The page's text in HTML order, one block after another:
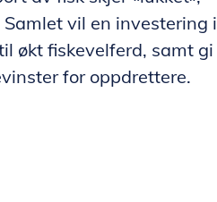
vil en investering i
økt fiskevelferd, samt gi
for oppdrettere.